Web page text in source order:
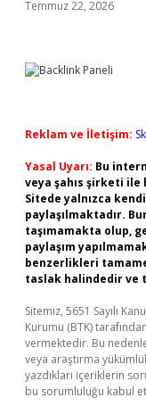
Temmuz 22, 2026
Reklam ve İletişim:
Yasal Uyarı: Bu
veya şahıs şirketi ile
Sitede yalnızca
paylaşılmaktadır.
taşımamakta olup,
paylaşım
benzerlikleri
taslak halindedir ve
Sitemiz, 5651 Sayılı
Kurumu (BTK)
vermektedir. Bu
veya araştırma
yazdıkları içeriklerin
bu sorumluluğu kabul